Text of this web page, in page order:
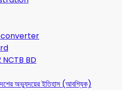
converter
NCTB BD
অভ্যুদয়ের ইতিহাস (আবশ্যিক)